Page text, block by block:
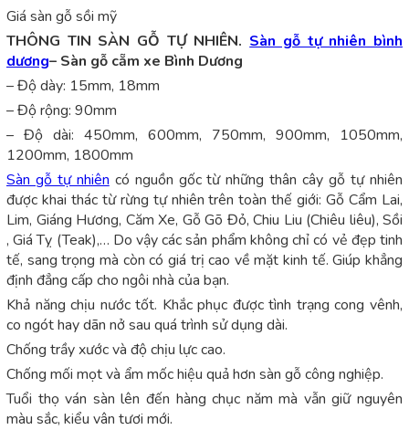
Giá sàn gỗ sồi mỹ
THÔNG TIN SÀN GỖ TỰ NHIÊN. Sàn gỗ tự nhiên bình
dương– Sàn gỗ cẵm xe Bình Dương
– Độ dày: 15mm, 18mm
– Độ rộng: 90mm
– Độ dài: 450mm, 600mm, 750mm, 900mm, 1050mm,
1200mm, 1800mm
Sàn gỗ tự nhiên có nguồn gốc từ những thân cây gỗ tự nhiên
được khai thác từ rừng tự nhiên trên toàn thế giới: Gỗ Cẩm Lai,
Lim, Giáng Hương, Căm Xe, Gỗ Gõ Đỏ, Chiu Liu (Chiêu liêu), Sồi
, Giá Tỵ (Teak),… Do vậy các sản phẩm không chỉ có vẻ đẹp tinh
tế, sang trọng mà còn có giá trị cao về mặt kinh tế. Giúp khẳng
định đẳng cấp cho ngôi nhà của bạn.
Khả năng chịu nước tốt. Khắc phục được tình trạng cong vênh,
co ngót hay dãn nở sau quá trình sử dụng dài.
Chống trầy xước và độ chịu lực cao.
Chống mối mọt và ẩm mốc hiệu quả hơn sàn gỗ công nghiệp.
Tuổi thọ ván sàn lên đến hàng chục năm mà vẫn giữ nguyên
màu sắc, kiểu vân tươi mới.